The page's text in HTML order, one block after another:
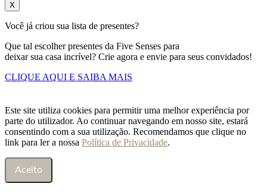
X
Você já criou sua lista de presentes?
Que tal escolher presentes da Five Senses para
deixar sua casa incrível? Crie agora e envie para seus convidados!
CLIQUE AQUI E SAIBA MAIS
Este site utiliza cookies para permitir uma melhor experiência por
parte do utilizador. Ao continuar navegando em nosso site, estará
consentindo com a sua utilização. Recomendamos que clique no
link para ler a nossa Política de Privacidade.
Aceito